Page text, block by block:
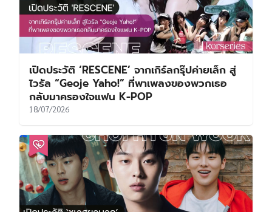
เปิดประวัติ ‘RESCENE’ จากเกิร์ลกรุ๊ปค่ายเล็ก สู่
ไวรัล “Geoje Yaho!” ที่พาเพลงของพวกเธอ
กลับมาครองใจแฟน K-POP
18/07/2026